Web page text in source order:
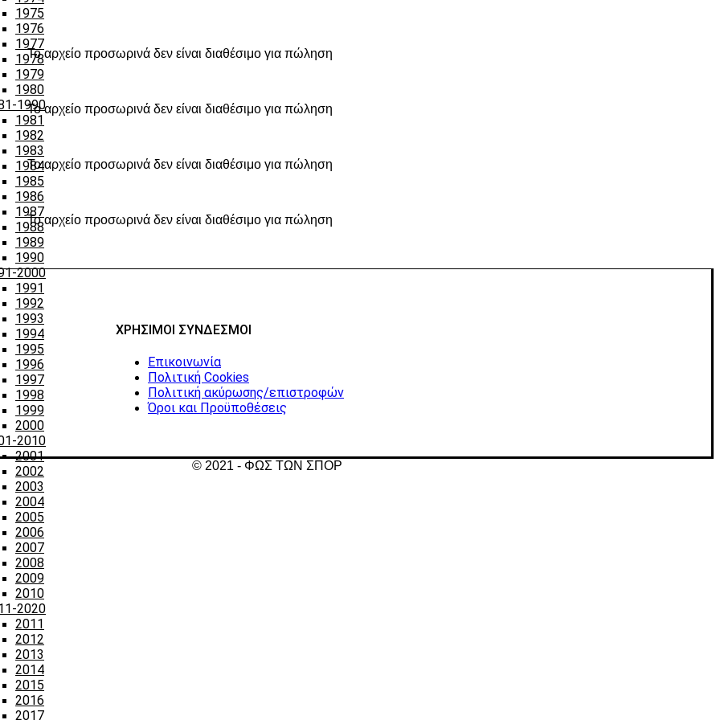
1975
1976
1977
1978
1979
1980
1990
1981
1982
1983
1984
1985
1986
1987
1988
1989
1990
2000
1991
1992
1993
1994
1995
1996
1997
1998
1999
2000
2010
2001
2002
2003
2004
2005
2006
2007
2008
2009
2010
2020
2011
2012
2013
2014
2015
2016
2017
Το αρχείο προσωρινά δεν είναι διαθέσιμο για πώληση
Το αρχείο προσωρινά δεν είναι διαθέσιμο για πώληση
Το αρχείο προσωρινά δεν είναι διαθέσιμο για πώληση
Το αρχείο προσωρινά δεν είναι διαθέσιμο για πώληση
ΧΡΗΣΙΜΟΙ ΣΥΝΔΕΣΜΟΙ
Επικοινωνία
Πολιτική Cookies
Πολιτική ακύρωσης/επιστροφών
Όροι και Προϋποθέσεις
© 2021 - ΦΩΣ ΤΩΝ ΣΠΟΡ